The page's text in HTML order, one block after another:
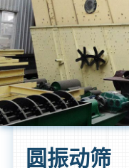
圆振动筛